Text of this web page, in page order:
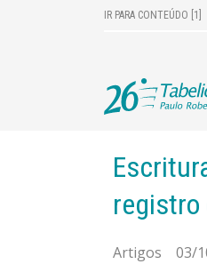
IR PARA CONTEÚDO [1]
registro
Artigos 03/